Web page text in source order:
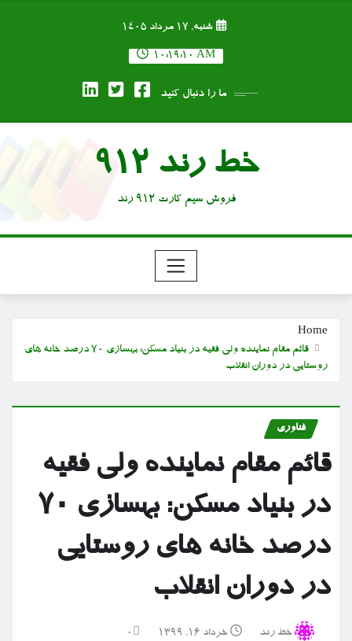
شنبه, ۱۷ مرداد ۱۴۰۵
10:19:11 AM
ما را دنبال کنید
خط رند 912
فروش سیم کارت 912 رند
Home
قائم مقام نماینده ولی فقیه در بنیاد مسکن: بهسازی ۷۰ درصد خانه های
روستایی در دوران انقلاب
فناوری
قائم مقام نماینده ولی فقیه
در بنیاد مسکن: بهسازی ۷۰
درصد خانه های روستایی
در دوران انقلاب
خط رند خرداد ۱۶, ۱۳۹۹ 0